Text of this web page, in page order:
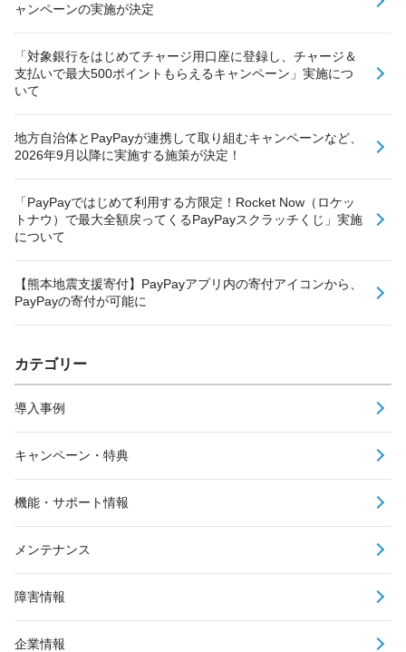
ャンペーンの実施が決定
「対象銀行をはじめてチャージ用口座に登録し、チャージ＆
支払いで最大500ポイントもらえるキャンペーン」実施につ
いて
地方自治体とPayPayが連携して取り組むキャンペーンなど、
2026年9月以降に実施する施策が決定！
「PayPayではじめて利用する方限定！Rocket Now（ロケッ
トナウ）で最大全額戻ってくるPayPayスクラッチくじ」実施
について
【熊本地震支援寄付】PayPayアプリ内の寄付アイコンから、
PayPayの寄付が可能に
カテゴリー
導入事例
キャンペーン・特典
機能・サポート情報
メンテナンス
障害情報
企業情報